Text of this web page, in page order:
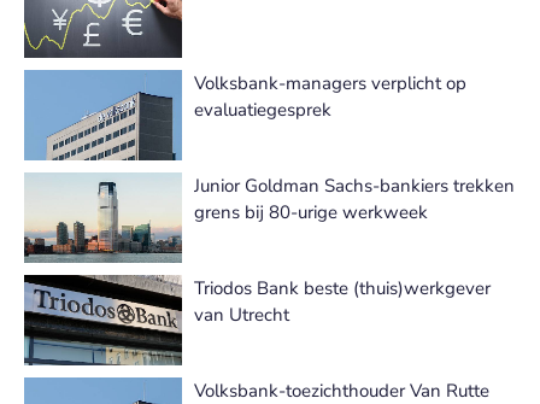
Volksbank-managers verplicht op
evaluatiegesprek
Junior Goldman Sachs-bankiers trekken
grens bij 80-urige werkweek
Triodos Bank beste (thuis)werkgever
van Utrecht
Volksbank-toezichthouder Van Rutte